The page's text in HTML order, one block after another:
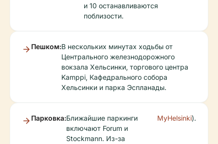
и 10 останавливаются
поблизости.
Пешком:В нескольких минутах ходьбы от
Центрального железнодорожного
вокзала Хельсинки, торгового центра
Kamppi, Кафедрального собора
Хельсинки и парка Эспланады.
Парковка:Ближайшие паркинги
включают Forum и
Stockmann. Из-за
MyHelsinki).